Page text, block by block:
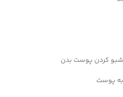
کردن پوست بدن
پوست